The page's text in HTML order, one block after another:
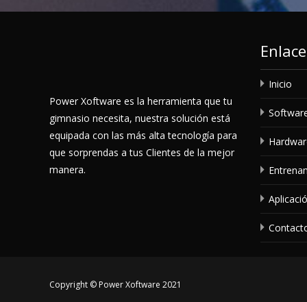
Power Xoftware es la herramienta que tu
gimnasio necesita, nuestra solución está
equipada con las más alta tecnología para
que sorprendas a tus Clientes de la mejor
manera.
Inicio
Copyright © Power Xoftware 2021